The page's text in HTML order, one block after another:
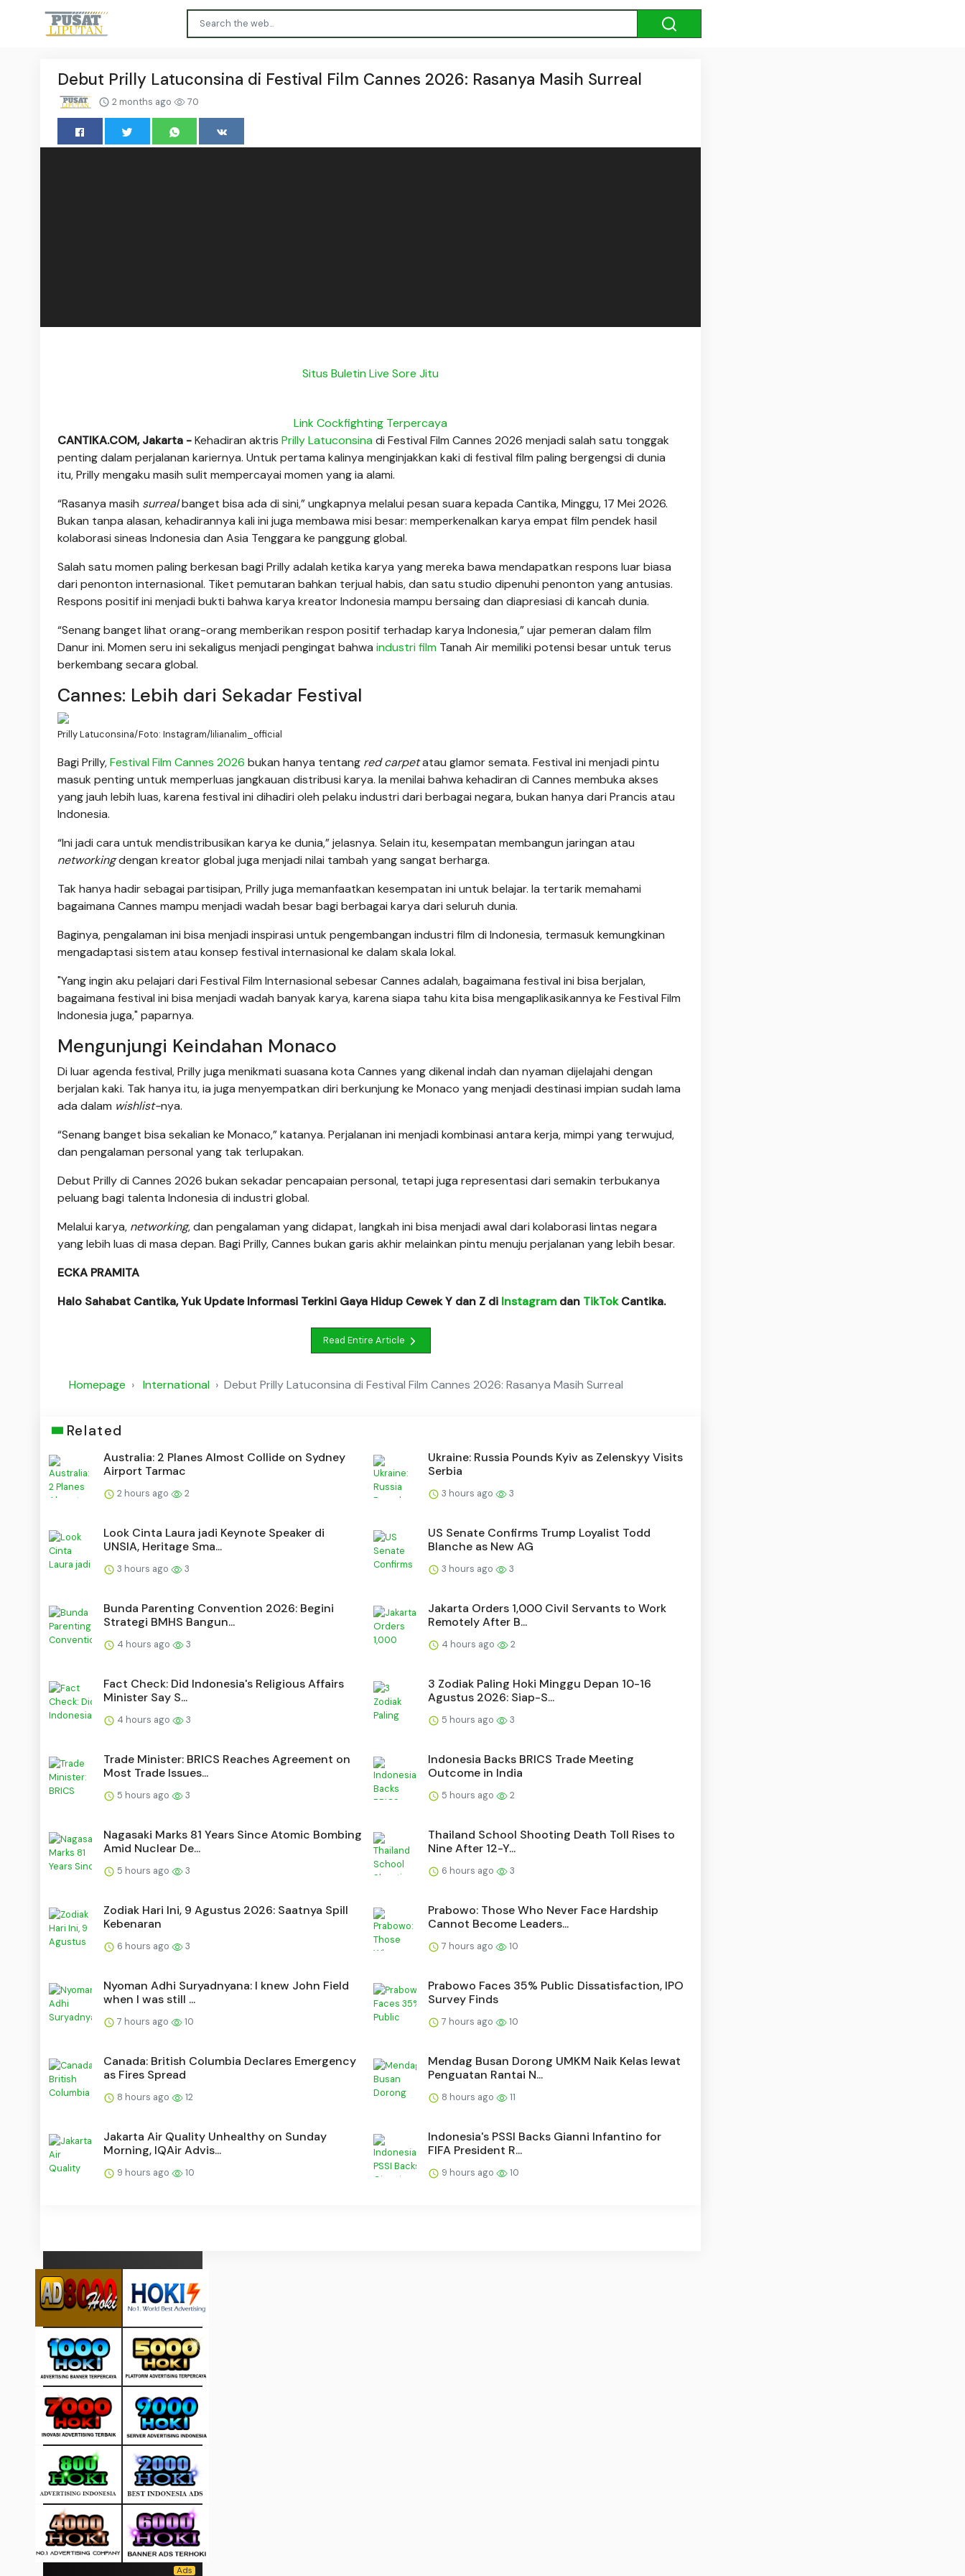
Debut Prilly Latuconsina di Festival Film Cannes 2026: Rasanya Masih Surreal
2 months ago 70
Situs Buletin Live Sore Jitu
Link Cockfighting Terpercaya
CANTIKA.COM, Jakarta -Kehadiran aktris Prilly Latuconsina di Festival Film Cannes 2026 menjadi salah satu tonggak
penting dalam perjalanan kariernya. Untuk pertama kalinya menginjakkan kaki di festival film paling bergengsi di dunia
itu, Prilly mengaku masih sulit mempercayai momen yang ia alami.
“Rasanya masih surrealbanget bisa ada di sini,” ungkapnya melalui pesan suara kepada Cantika, Minggu, 17 Mei 2026.
Bukan tanpa alasan, kehadirannya kali ini juga membawa misi besar: memperkenalkan karya empat film pendek hasil
kolaborasi sineas Indonesia dan Asia Tenggara ke panggung global.
Salah satu momen paling berkesan bagi Prilly adalah ketika karya yang mereka bawa mendapatkan respons luar biasa
dari penonton internasional. Tiket pemutaran bahkan terjual habis, dan satu studio dipenuhi penonton yang antusias.
Respons positif ini menjadi bukti bahwa karya kreator Indonesia mampu bersaing dan diapresiasi di kancah dunia.
“Senang banget lihat orang-orang memberikan respon positif terhadap karya Indonesia,” ujar pemeran dalam film
Danur ini. Momen seru ini sekaligus menjadi pengingat bahwa industri film Tanah Air memiliki potensi besar untuk terus
berkembang secara global.
Cannes: Lebih dari Sekadar Festival
Prilly Latuconsina/Foto: Instagram/lilianalim_official
Bagi Prilly,Festival Film Cannes 2026 bukan hanya tentang red carpetatau glamor semata. Festival ini menjadi pintu
masuk penting untuk memperluas jangkauan distribusi karya. Ia menilai bahwa kehadiran di Cannes membuka akses
yang jauh lebih luas, karena festival ini dihadiri oleh pelaku industri dari berbagai negara, bukan hanya dari Prancis atau
Indonesia.
“Ini jadi cara untuk mendistribusikan karya ke dunia,” jelasnya. Selain itu, kesempatan membangun jaringan atau
networkingdengan kreator global juga menjadi nilai tambah yang sangat berharga.
Tak hanya hadir sebagai partisipan, Prilly juga memanfaatkan kesempatan ini untuk belajar. Ia tertarik memahami
bagaimana Cannes mampu menjadi wadah besar bagi berbagai karya dari seluruh dunia.
Baginya, pengalaman ini bisa menjadi inspirasi untuk pengembangan industri film di Indonesia, termasuk kemungkinan
mengadaptasi sistem atau konsep festival internasional ke dalam skala lokal.
"Yang ingin aku pelajari dari Festival Film Internasional sebesar Cannes adalah, bagaimana festival ini bisa berjalan,
bagaimana festival ini bisa menjadi wadah banyak karya, karena siapa tahu kita bisa mengaplikasikannya ke Festival Film
Indonesia juga," paparnya.
Mengunjungi Keindahan Monaco
Di luar agenda festival, Prilly juga menikmati suasana kota Cannes yang dikenal indah dan nyaman dijelajahi dengan
berjalan kaki. Tak hanya itu, ia juga menyempatkan diri berkunjung ke Monaco yang menjadi destinasi impian sudah lama
ada dalam wishlist-nya.
“Senang banget bisa sekalian ke Monaco,” katanya. Perjalanan ini menjadi kombinasi antara kerja, mimpi yang terwujud,
dan pengalaman personal yang tak terlupakan.
Debut Prilly di Cannes 2026 bukan sekadar pencapaian personal, tetapi juga representasi dari semakin terbukanya
peluang bagi talenta Indonesia di industri global.
Melalui karya, networking, dan pengalaman yang didapat, langkah ini bisa menjadi awal dari kolaborasi lintas negara
yang lebih luas di masa depan. Bagi Prilly, Cannes bukan garis akhir melainkan pintu menuju perjalanan yang lebih besar.
ECKA PRAMITA
Halo Sahabat Cantika, Yuk Update Informasi Terkini Gaya Hidup Cewek Y dan Z di Instagram dan TikTokCantika.
Read Entire Article
Homepage International Debut Prilly Latuconsina di Festival Film Cannes 2026: Rasanya Masih Surreal
Related
Australia: 2 Planes Almost Collide on Sydney
Airport Tarmac
2 hours ago 2
Ukraine: Russia Pounds Kyiv as Zelenskyy Visits
Serbia
3 hours ago 3
Look Cinta Laura jadi Keynote Speaker di
UNSIA, Heritage Sma...
3 hours ago 3
US Senate Confirms Trump Loyalist Todd
Blanche as New AG
3 hours ago 3
Bunda Parenting Convention 2026: Begini
Strategi BMHS Bangun...
4 hours ago 3
Jakarta Orders 1,000 Civil Servants to Work
Remotely After B...
4 hours ago 2
Fact Check: Did Indonesia's Religious Affairs
Minister Say S...
4 hours ago 3
3 Zodiak Paling Hoki Minggu Depan 10-16
Agustus 2026: Siap-S...
5 hours ago 3
Trade Minister: BRICS Reaches Agreement on
Most Trade Issues...
5 hours ago 3
Indonesia Backs BRICS Trade Meeting
Outcome in India
5 hours ago 2
Nagasaki Marks 81 Years Since Atomic Bombing
Amid Nuclear De...
5 hours ago 3
Thailand School Shooting Death Toll Rises to
Nine After 12-Y...
6 hours ago 3
Zodiak Hari Ini, 9 Agustus 2026: Saatnya Spill
Kebenaran
6 hours ago 3
Prabowo: Those Who Never Face Hardship
Cannot Become Leaders...
7 hours ago 10
Nyoman Adhi Suryadnyana: I knew John Field
when I was still ...
7 hours ago 10
Prabowo Faces 35% Public Dissatisfaction, IPO
Survey Finds
7 hours ago 10
Canada: British Columbia Declares Emergency
as Fires Spread
8 hours ago 12
Mendag Busan Dorong UMKM Naik Kelas lewat
Penguatan Rantai N...
8 hours ago 11
Jakarta Air Quality Unhealthy on Sunday
Morning, IQAir Advis...
9 hours ago 10
Indonesia's PSSI Backs Gianni Infantino for
FIFA President R...
9 hours ago 10